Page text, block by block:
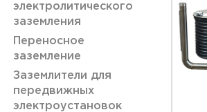
электролитического
заземления
Переносное
заземление
Заземлители для
передвижных
электроустановок